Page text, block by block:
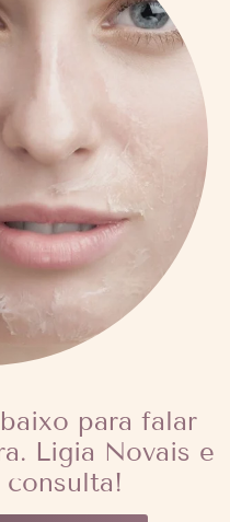
para falar
Ligia Novais e
consulta!